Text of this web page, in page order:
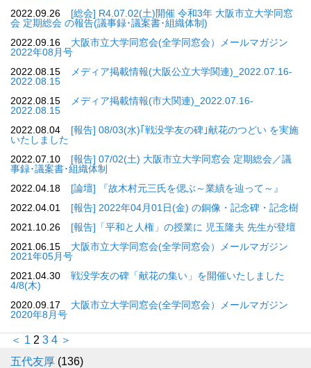
2022.09.26
[総会] R4.07.02(土)開催 令和3年 大阪市立大学同窓
会 定期総会 の報告(議事録･議案書･組織体制)
2022.09.16
大阪市立大学同窓会(全学同窓会）メールマガジン
2022年08月号
2022.08.15
メディア掲載情報(大阪公立大学関連)_2022.07.16-
2022.08.15
2022.08.15
メディア掲載情報(市大関連)_2022.07.16-
2022.08.15
2022.08.04
[報告] 08/03(水)｢戦没学友の碑｣献花のつどい を実施
いたしました
2022.07.10
[報告] 07/02(土) 大阪市立大学同窓会 定期総会／議
事録･議案書･組織体制
2022.04.18
[論壇] 『故木村元三氏を偲ぶ～業績を辿って～』
2022.04.01
[報告] 2022年04月01日(金) の銅像・記念碑・記念樹
2021.10.26
[報告]「平和と人権」の授業に 児玉隆夫 先生が登壇
2021.06.15
大阪市立大学同窓会(全学同窓会）メールマガジン
2021年05月号
2021.04.30
戦没学友の碑「献花の集い」を開催いたしました
4/8(木)
2020.09.17
大阪市立大学同窓会(全学同窓会）メールマガジン
2020年8月号
＜ 1 2 3 4 ＞
五代友厚 (136)